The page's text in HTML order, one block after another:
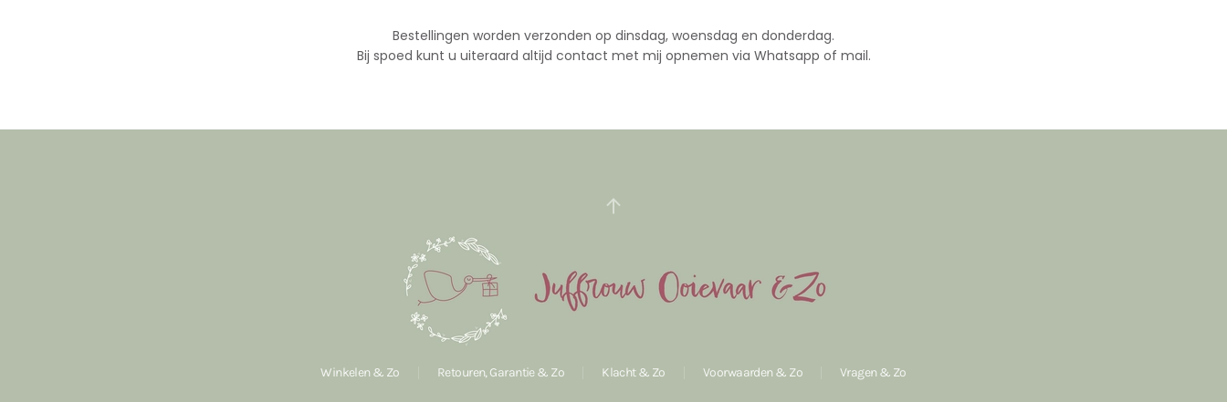
Bestellingen worden verzonden op dinsdag, woensdag en donderdag.
Bij spoed kunt u uiteraard altijd contact met mij opnemen via Whatsapp of mail.
Winkelen & Zo Retouren, Garantie & Zo Klacht & Zo Voorwaarden & Zo Vragen & Zo